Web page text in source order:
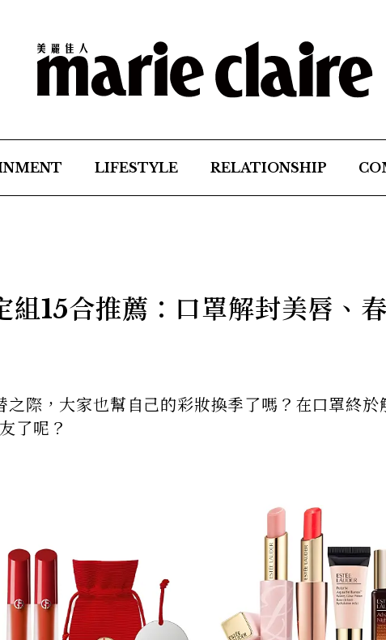
LIFESTYLE RELATIONSHIP
15合推薦：口罩解封美唇、
際，大家也幫自己的彩妝換季了嗎？在口罩終於
了呢？